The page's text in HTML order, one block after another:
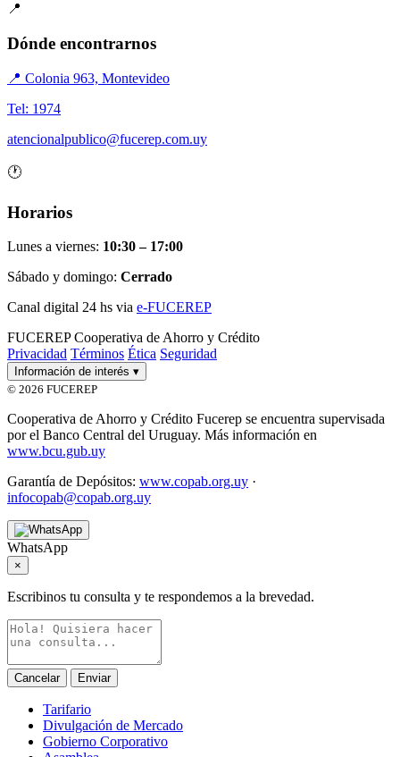
📍
Dónde encontrarnos
📍 Colonia 963, Montevideo
Tel: 1974
atencionalpublico@fucerep.com.uy
🕐
Horarios
Lunes a viernes: 10:30 – 17:00
Sábado y domingo: Cerrado
Canal digital 24 hs via e-FUCEREP
FUCEREP Cooperativa de Ahorro y Crédito
Privacidad Términos Ética Seguridad
Información de interés ▾
© 2026 FUCEREP
Cooperativa de Ahorro y Crédito Fucerep se encuentra supervisada
por el Banco Central del Uruguay. Más información en
www.bcu.gub.uy
Garantía de Depósitos: www.copab.org.uy ·
infocopab@copab.org.uy
WhatsApp
×
Escribinos tu consulta y te respondemos a la brevedad.
Cancelar Enviar
Tarifario
Divulgación de Mercado
Gobierno Corporativo